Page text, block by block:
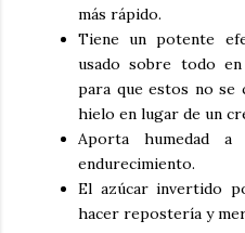
más rápido.
Tiene un potente
usado sobre todo
para que estos no se
hielo en lugar de un
Aporta humedad a
endurecimiento.
El azúcar invertido
hacer repostería y